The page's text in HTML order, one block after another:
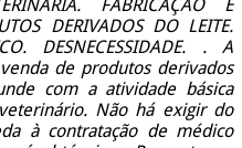
FABRICAÇÃO E
DERIVADOS DO LEITE.
DESNECESSIDADE. . A
de produtos derivados
com a atividade básica
Não há exigir do
à contratação de médico